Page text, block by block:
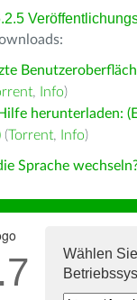
, Info)
herunterladen:
(Torrent, Info)
Sprache
Wählen